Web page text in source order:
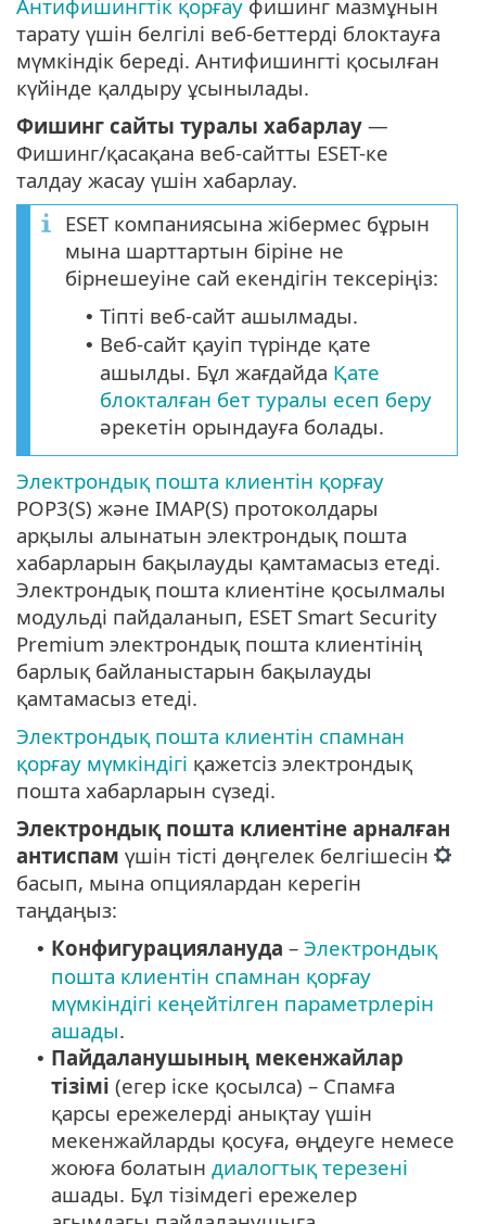
Антифишингтік қорғау фишинг мазмұнын
тарату үшін белгілі веб-беттерді блоктауға
мүмкіндік береді. Антифишингті қосылған
күйінде қалдыру ұсынылады.
Фишинг сайты туралы хабарлау —
Фишинг/қасақана веб-сайтты ESET-ке
талдау жасау үшін хабарлау.
ESET компаниясына жібермес бұрын
мына шарттартын біріне не
бірнешеуіне сай екендігін тексеріңіз:
• Тіпті веб-сайт ашылмады.
• Веб-сайт қауіп түрінде қате
ашылды. Бұл жағдайда Қате
блокталған бет туралы есеп беру
әрекетін орындауға болады.
Электрондық пошта клиентін қорғау
POP3(S) және IMAP(S) протоколдары
арқылы алынатын электрондық пошта
хабарларын бақылауды қамтамасыз етеді.
Электрондық пошта клиентіне қосылмалы
модульді пайдаланып, ESET Smart Security
Premium электрондық пошта клиентінің
барлық байланыстарын бақылауды
қамтамасыз етеді.
Электрондық пошта клиентін спамнан
қорғау мүмкіндігі қажетсіз электрондық
пошта хабарларын сүзеді.
Электрондық пошта клиентіне арналған
антиспам үшін тісті дөңгелек белгішесін
басып, мына опциялардан керегін
таңдаңыз:
• Конфигурациялануда – Электрондық
пошта клиентін спамнан қорғау
мүмкіндігі кеңейтілген параметрлерін
ашады.
• Пайдаланушының мекенжайлар
тізімі (егер іске қосылса) – Спамға
қарсы ережелерді анықтау үшін
мекенжайларды қосуға, өңдеуге немесе
жоюға болатын диалогтық терезені
ашады. Бұл тізімдегі ережелер